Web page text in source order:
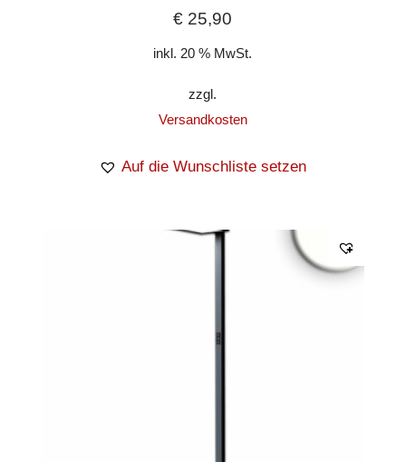
€ 25,90
inkl. 20 % MwSt.
zzgl.
Versandkosten
Auf die Wunschliste setzen